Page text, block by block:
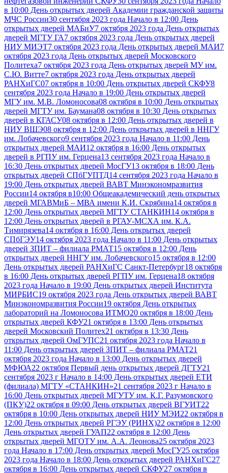
в 10:00 День открытых дверей Академии гражданской защиты
МЧС России30 сентября 2023 года Начало в 12:00 День
открытых дверей МАБиУ7 октября 2023 года День открытых
дверей МГТУ ГА7 октября 2023 года День открытых дверей
НИУ МИЭТ7 октября 2023 года День открытых дверей МАИ7
октября 2023 года День открытых дверей Московского
Политеха7 октября 2023 года День открытых дверей МУ им.
С.Ю. Витте7 октября 2023 года День открытых дверей
РАНХиГС07 октября в 10:00 День открытых дверей СКФУ8
сентября 2023 года Начало в 19:00 День открытых дверей
МГУ им. М.В. Ломоносова08 октября в 10:00 День открытых
дверей МГТУ им. Баумана08 октября в 10:30 День открытых
дверей в КГАСУ08 октября в 12:00 День открытых дверей в
НИУ ВШЭ08 октября в 12:00 День открытых дверей в ННГУ
им. Лобачевского9 сентября 2023 года Начало в 11:00 День
открытых дверей МАИ12 октября в 16:00 День открытых
дверей в РГПУ им. Герцена13 сентября 2023 года Начало в
16:30 День открытых дверей МосГУ13 октября в 18:00 День
открытых дверей СПбГУПТД14 сентября 2023 года Начало в
19:00 День открытых дверей ВАВТ Минэкономразвития
России14 октября в10:00 Общеакадемический день открытых
дверей МГАВМиБ – МВА имени К.И. Скрябина14 октября в
12:00 День открытых дверей МГТУ СТАНКИН14 октября в
12:00 День открытых дверей в РГАУ-МСХА им. К.А.
Тимирязева14 октября в 16:00 День открытых дверей
СПбГЭУ14 октября 2023 года Начало в 11:00 День открытых
дверей ЗПИТ – филиала РМАТ15 октября в 12:00 День
открытых дверей ННГУ им. Лобачевского15 октября в 12:00
День открытых дверей РАНХиГС Санкт-Петербург18 октября
в 16:00 День открытых дверей РГПУ им. Герцена18 октября
2023 года Начало в 19:00 День открытых дверей Института
МИРБИС19 октября 2023 года День открытых дверей ВАВТ
Минэкономразвития России19 октября День открытых
лабораторий на Ломоносова ИТМО20 октября в 18:00 День
открытых дверей КФУ21 октября в 13:00 День открытых
дверей Московский Политех21 октября в 13:30 День
открытых дверей ОмГУПС21 октября 2023 года Начало в
11:00 День открытых дверей ЗПИТ – филиала РМАТ21
октября 2023 года Начало в 13:00 День открытых дверей
МФЮА22 октября Первый день открытых дверей ДГТУ21
сентября 2023 г Начало в 14:00 День открытых дверей ЕТИ
(филиала) МГТУ «СТАНКИН»21 сентября 2023 г Начало в
16:00 День открытых дверей МГУТУ им. К.Г. Разумовского
(ПКУ)22 октября в 09:00 День открытых дверей ВГУИТ22
октября в 10:00 День открытых дверей НИУ МЭИ22 октября в
12:00 День открытых дверей РГЭУ (РИНХ)22 октября в 12:00
День открытых дверей ГУАП22 октября в 12:00 День
открытых дверей МГОТУ им. А.А. Леонова25 октября 2023
года Начало в 17:00 День открытых дверей МосГУ25 октября
2023 года Начало в 18:00 День открытых дверей РАНХиГС27
октября в 16:00 День открытых дверей СКФУ27 октября в